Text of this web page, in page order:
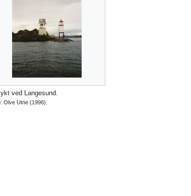
ved Langesund.
Olve Utne (1996).